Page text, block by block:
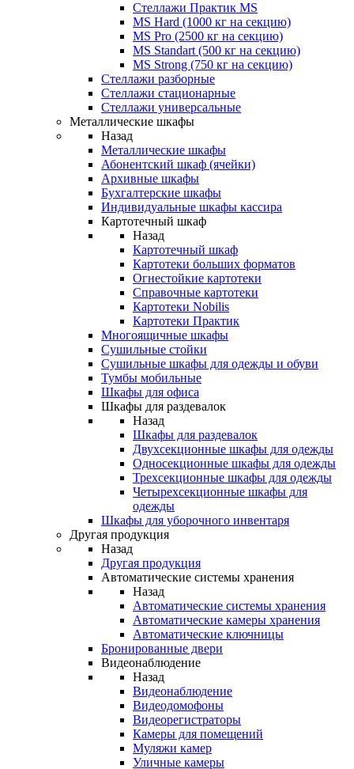
Стеллажи Практик MS
MS Hard (1000 кг на секцию)
MS Pro (2500 кг на секцию)
MS Standart (500 кг на секцию)
MS Strong (750 кг на секцию)
Стеллажи разборные
Стеллажи стационарные
Стеллажи универсальные
Металлические шкафы
Назад
Металлические шкафы
Абонентский шкаф (ячейки)
Архивные шкафы
Бухгалтерские шкафы
Индивидуальные шкафы кассира
Картотечный шкаф
Назад
Картотечный шкаф
Картотеки больших форматов
Огнестойкие картотеки
Справочные картотеки
Картотеки Nobilis
Картотеки Практик
Многоящичные шкафы
Сушильные стойки
Сушильные шкафы для одежды и обуви
Тумбы мобильные
Шкафы для офиса
Шкафы для раздевалок
Назад
Шкафы для раздевалок
Двухсекционные шкафы для одежды
Односекционные шкафы для одежды
Трехсекционные шкафы для одежды
Четырехсекционные шкафы для
одежды
Шкафы для уборочного инвентаря
Другая продукция
Назад
Другая продукция
Автоматические системы хранения
Назад
Автоматические системы хранения
Автоматические камеры хранения
Автоматические ключницы
Бронированные двери
Видеонаблюдение
Назад
Видеонаблюдение
Видеодомофоны
Видеорегистраторы
Камеры для помещений
Муляжи камер
Уличные камеры